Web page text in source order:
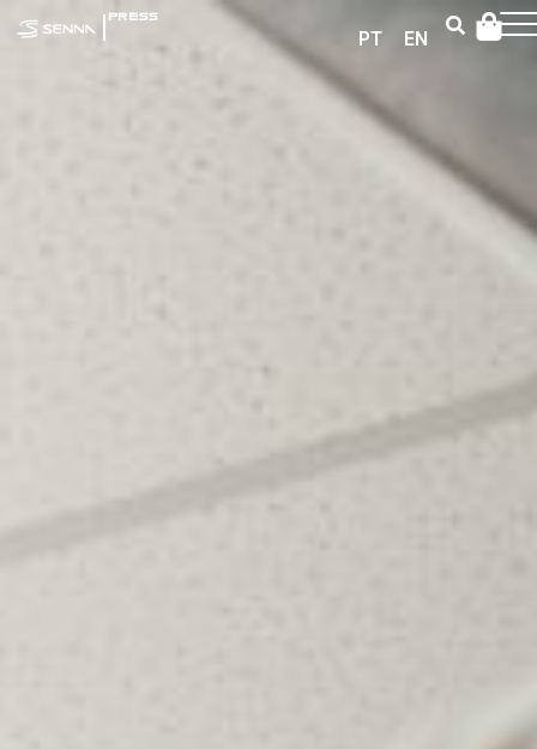
| PRESS
PT EN